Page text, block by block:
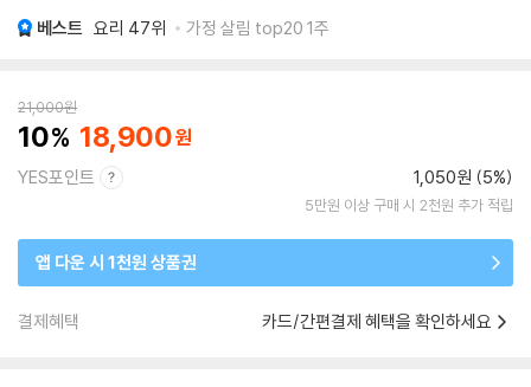
베스트 요리 47위 가정 살림 top20 1주
21,000원
10 18,900
YES포인트 1,050원 (5%)
5만원 이상 구매 시 2천원 추가 적립
앱 다운 시 1천원 상품권
결제혜택 카드/간편결제 혜택을 확인하세요